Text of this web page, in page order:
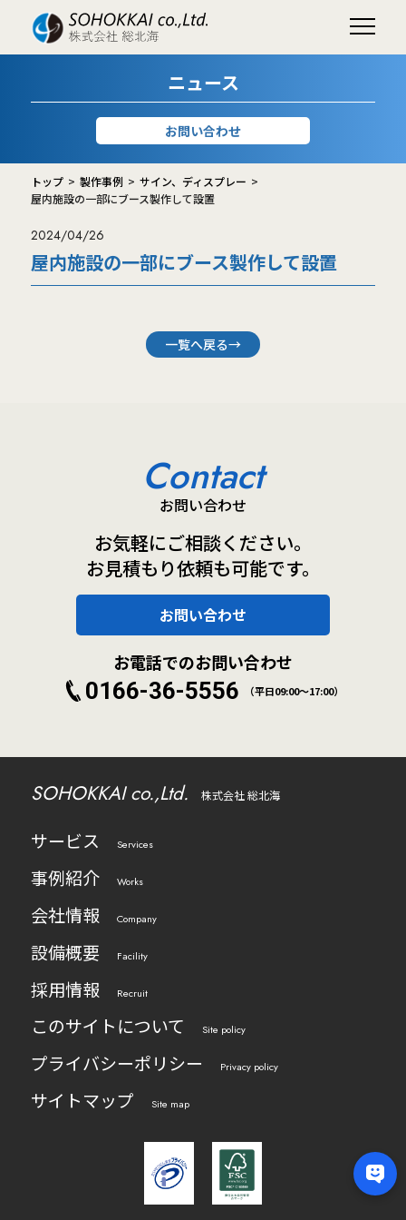
ニュース
お問い合わせ
トップ 製作事例
サイン、ディスプレー
屋内施設の一部にブース製作して設置
2024/04/26
屋内施設の一部にブース製作して設置
一覧へ戻る→
Contact
お問い合わせ
お気軽にご相談ください。
お見積もり依頼も可能です。
お問い合わせ
お電話でのお問い合わせ
0166-36-5556 （平日09:00～17:00）
SOHOKKAI co.,Ltd. 株式会社 総北海
サービス Services
事例紹介 Works
会社情報 Company
設備概要 Facility
採用情報 Recruit
このサイトについて Site policy
プライバシーポリシー Privacy policy
サイトマップ Site map